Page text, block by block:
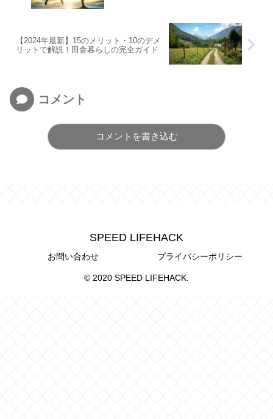
【2024年最新】15のメリット・10のデメ
リットで解説！田舎暮らしの完全ガイド
コメント
コメントを書き込む
SPEED LIFEHACK
お問い合わせ プライバシーポリシー
© 2020 SPEED LIFEHACK.